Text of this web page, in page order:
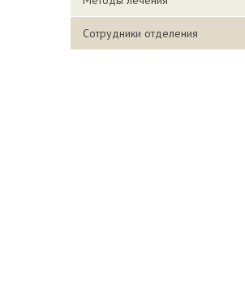
Сотрудники отделения